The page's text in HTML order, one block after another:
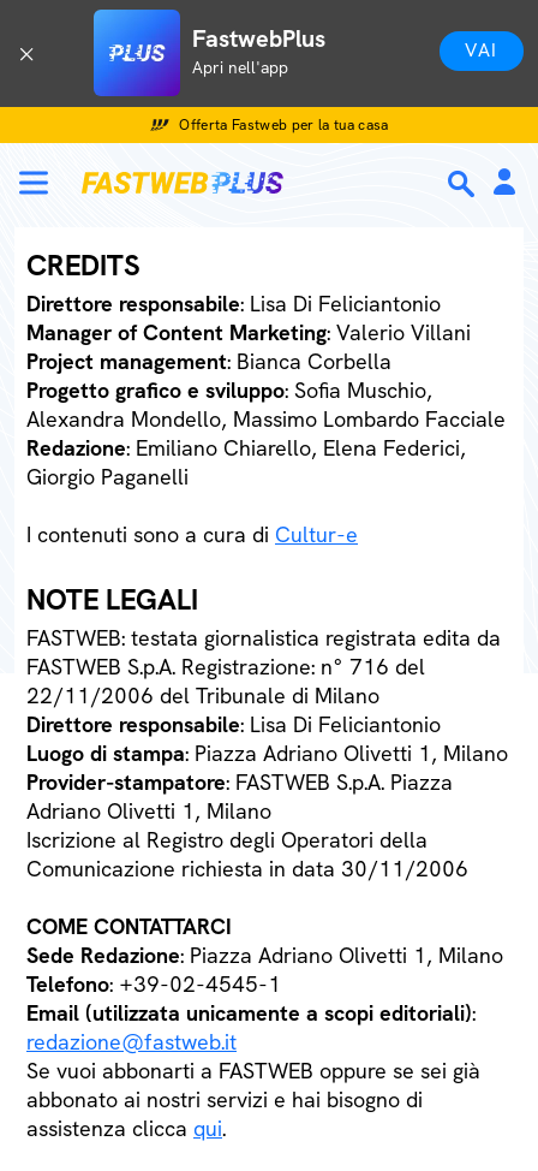
FastwebPlus
Apri nell'app
VAI
Offerta Fastweb per la tua casa
CREDITS
Direttore responsabile: Lisa Di Feliciantonio
Manager of Content Marketing: Valerio Villani
Project management: Bianca Corbella
Progetto grafico e sviluppo: Sofia Muschio,
Alexandra Mondello, Massimo Lombardo Facciale
Redazione: Emiliano Chiarello, Elena Federici,
Giorgio Paganelli
I contenuti sono a cura di Cultur-e
NOTE LEGALI
FASTWEB: testata giornalistica registrata edita da
FASTWEB S.p.A. Registrazione: n° 716 del
22/11/2006 del Tribunale di Milano
Direttore responsabile: Lisa Di Feliciantonio
Luogo di stampa: Piazza Adriano Olivetti 1, Milano
Provider-stampatore: FASTWEB S.p.A. Piazza
Adriano Olivetti 1, Milano
Iscrizione al Registro degli Operatori della
Comunicazione richiesta in data 30/11/2006
COME CONTATTARCI
Sede Redazione: Piazza Adriano Olivetti 1, Milano
Telefono: +39-02-4545-1
Email (utilizzata unicamente a scopi editoriali):
redazione@fastweb.it
Se vuoi abbonarti a FASTWEB oppure se sei già
abbonato ai nostri servizi e hai bisogno di
assistenza clicca qui.